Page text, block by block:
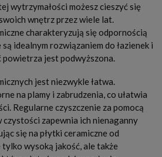
wytrzymałości możesz cieszyć się
wnętrz przez wiele lat.
charakteryzują się odpornością
idealnym rozwiązaniem do łazienek i
jest podwyższona.
jest niezwykle łatwa.
na plamy i zabrudzenia, co ułatwia
Regularne czyszczenie za pomocą
zapewnia ich nienaganny
się na płytki ceramiczne od
wysoką jakość, ale także